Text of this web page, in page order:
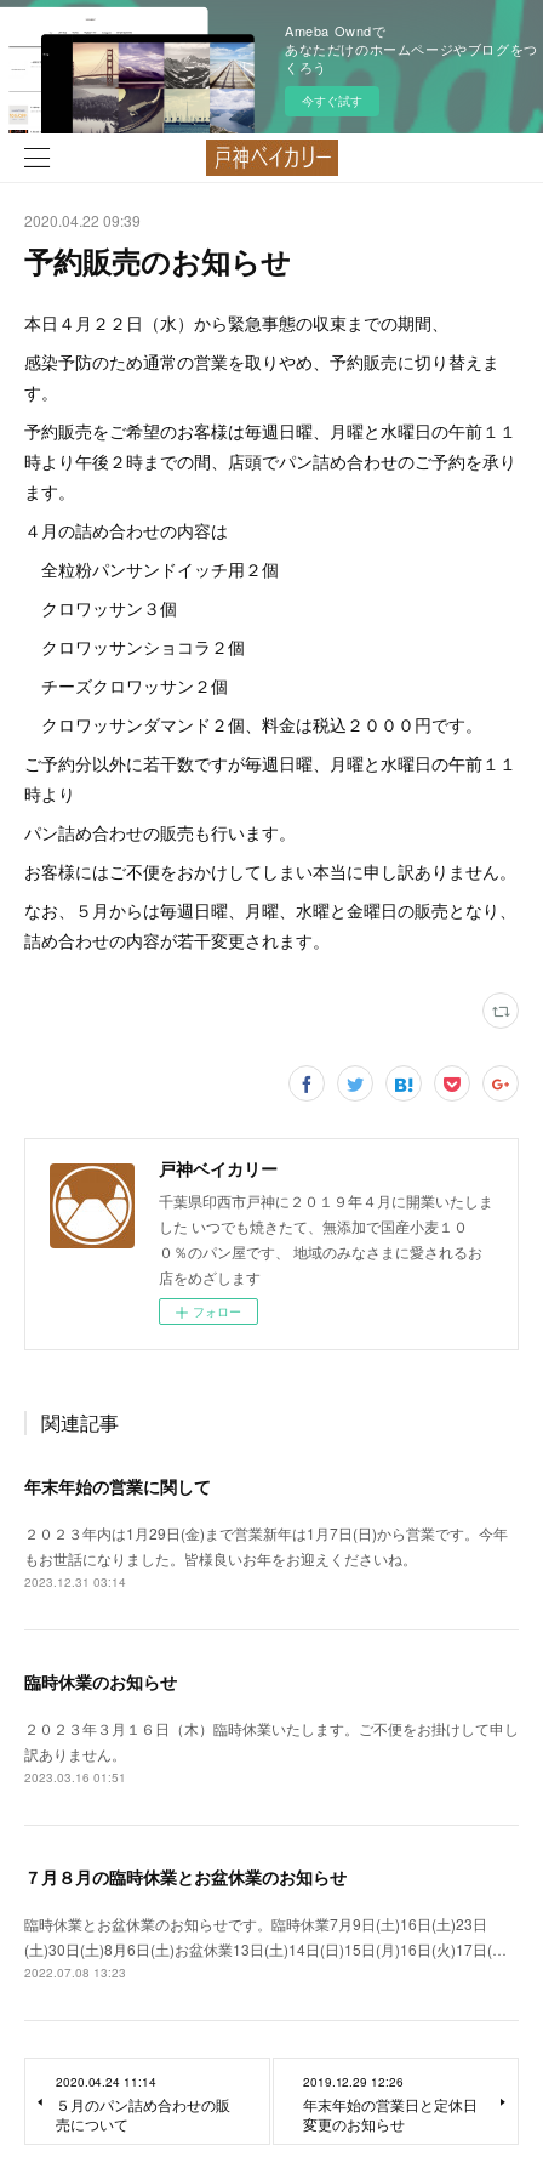
Ameba Owndで
あなただけのホームページやブログをつ
くろう
今すぐ試す
2020.04.22 09:39
予約販売のお知らせ
本日４月２２日（水）から緊急事態の収束までの期間、
感染予防のため通常の営業を取りやめ、予約販売に切り替えま
す。
予約販売をご希望のお客様は毎週日曜、月曜と水曜日の午前１１
時より午後２時までの間、店頭でパン詰め合わせのご予約を承り
ます。
４月の詰め合わせの内容は
全粒粉パンサンドイッチ用２個
クロワッサン３個
クロワッサンショコラ２個
チーズクロワッサン２個
クロワッサンダマンド２個、料金は税込２０００円です。
ご予約分以外に若干数ですが毎週日曜、月曜と水曜日の午前１１
時より
パン詰め合わせの販売も行います。
お客様にはご不便をおかけしてしまい本当に申し訳ありません。
なお、５月からは毎週日曜、月曜、水曜と金曜日の販売となり、
詰め合わせの内容が若干変更されます。
戸神ベイカリー
千葉県印西市戸神に２０１９年４月に開業いたしま
した いつでも焼きたて、無添加で国産小麦１０
０％のパン屋です、 地域のみなさまに愛されるお
店をめざします
フォロー
関連記事
年末年始の営業に関して
２０２３年内は1月29日(金)まで営業新年は1月7日(日)から営業です。今年
もお世話になりました。皆様良いお年をお迎えくださいね。
2023.12.31 03:14
臨時休業のお知らせ
２０２３年３月１６日（木）臨時休業いたします。ご不便をお掛けして申し
訳ありません。
2023.03.16 01:51
７月８月の臨時休業とお盆休業のお知らせ
臨時休業とお盆休業のお知らせです。臨時休業7月9日(土)16日(土)23日
(土)30日(土)8月6日(土)お盆休業13日(土)14日(日)15日(月)16日(火)17日(…
2022.07.08 13:23
2020.04.24 11:14
５月のパン詰め合わせの販
売について
2019.12.29 12:26
年末年始の営業日と定休日
変更のお知らせ